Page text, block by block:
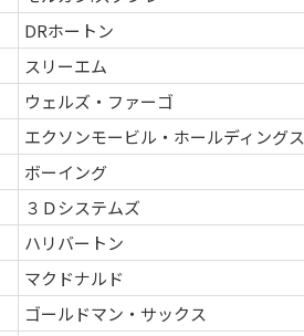
DRホートン
スリーエム
ウェルズ・ファーゴ
エクソンモービル・ホールディングス
ボーイング
３Ｄシステムズ
ハリバートン
マクドナルド
ゴールドマン・サックス